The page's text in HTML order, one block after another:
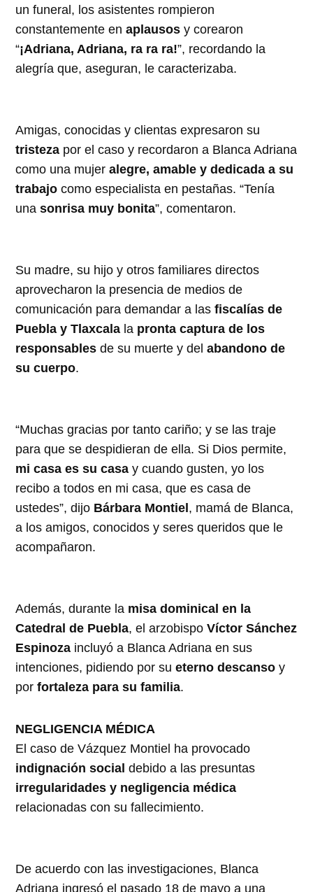
un funeral, los asistentes rompieron
constantemente enaplausos y corearon
“¡Adriana, Adriana, ra ra ra!”, recordando la
alegría que, aseguran, le caracterizaba.
Amigas, conocidas y clientas expresaron su
tristeza por el caso y recordaron a Blanca Adriana
como una mujeralegre, amable y dedicada a su
trabajo como especialista en pestañas. “Tenía
unasonrisa muy bonita”, comentaron.
Su madre, su hijo y otros familiares directos
aprovecharon la presencia de medios de
comunicación para demandar a lasfiscalías de
Puebla y Tlaxcala la pronta captura de los
responsables de su muerte y delabandono de
su cuerpo.
“Muchas gracias por tanto cariño; y se las traje
para que se despidieran de ella. Si Dios permite,
mi casa es su casa y cuando gusten, yo los
recibo a todos en mi casa, que es casa de
ustedes”, dijo Bárbara Montiel, mamá de Blanca,
a los amigos, conocidos y seres queridos que le
acompañaron.
Además, durante la misa dominical en la
Catedral de Puebla, el arzobispoVíctor Sánchez
Espinoza incluyó a Blanca Adriana en sus
intenciones, pidiendo por sueterno descanso y
porfortaleza para su familia.
NEGLIGENCIA MÉDICA
El caso de Vázquez Montiel ha provocado
indignación social debido a las presuntas
irregularidades y negligencia médica
relacionadas con su fallecimiento.
De acuerdo con las investigaciones, Blanca
Adriana ingresó el pasado 18 de mayo a una